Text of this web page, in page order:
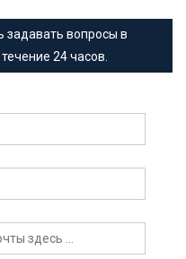
задавать вопросы в
24 часов.